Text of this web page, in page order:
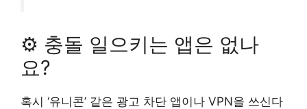
⚙️ 충돌 일으키는 앱은 없나
요?
혹시 ‘유니콘’ 같은 광고 차단 앱이나 VPN을 쓰신다